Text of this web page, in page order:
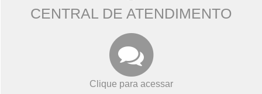
CENTRAL DE ATENDIMENTO
Clique para acessar